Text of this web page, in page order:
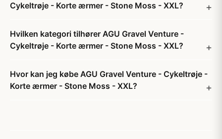
Cykeltrøje - Korte ærmer - Stone Moss - XXL?
Hvilken kategori tilhører AGU Gravel Venture -
Cykeltrøje - Korte ærmer - Stone Moss - XXL?
Hvor kan jeg købe AGU Gravel Venture - Cykeltrøje -
Korte ærmer - Stone Moss - XXL?